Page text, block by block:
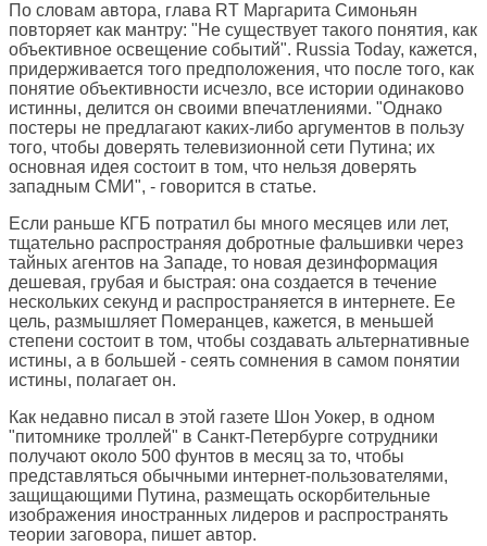
По словам автора, глава RT Маргарита Симоньян
повторяет как мантру: "Не существует такого понятия, как
объективное освещение событий". Russia Today, кажется,
придерживается того предположения, что после того, как
понятие объективности исчезло, все истории одинаково
истинны, делится он своими впечатлениями. "Однако
постеры не предлагают каких-либо аргументов в пользу
того, чтобы доверять телевизионной сети Путина; их
основная идея состоит в том, что нельзя доверять
западным СМИ", - говорится в статье.
Если раньше КГБ потратил бы много месяцев или лет,
тщательно распространяя добротные фальшивки через
тайных агентов на Западе, то новая дезинформация
дешевая, грубая и быстрая: она создается в течение
нескольких секунд и распространяется в интернете. Ее
цель, размышляет Померанцев, кажется, в меньшей
степени состоит в том, чтобы создавать альтернативные
истины, а в большей - сеять сомнения в самом понятии
истины, полагает он.
Как недавно писал в этой газете Шон Уокер, в одном
"питомнике троллей" в Санкт-Петербурге сотрудники
получают около 500 фунтов в месяц за то, чтобы
представляться обычными интернет-пользователями,
защищающими Путина, размещать оскорбительные
изображения иностранных лидеров и распространять
теории заговора, пишет автор.